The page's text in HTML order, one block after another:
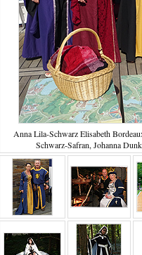
Anna Lila-Schwarz Elisabeth
Schwarz-Safran, Johanna